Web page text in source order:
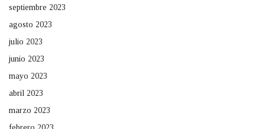
septiembre 2023
agosto 2023
julio 2023
junio 2023
mayo 2023
abril 2023
marzo 2023